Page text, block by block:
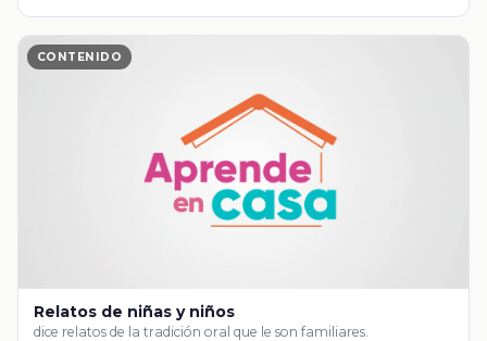
CONTENIDO
Relatos de niñas y niños
dice relatos de la tradición oral que le son familiares.